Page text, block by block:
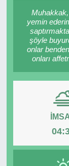
yemin
şöyle
onlar
onları
RESMİ